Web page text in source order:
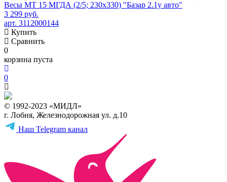
Весы МТ 15 МГДА (2/5; 230х330) "Базар 2.1у авто"
3 299 руб.
арт. 3112000144
Купить
Сравнить
0
корзина пуста
0
© 1992-2023 «МИДЛ»
г. Лобня, Железнодорожная ул. д.10
Наш Telegram канал